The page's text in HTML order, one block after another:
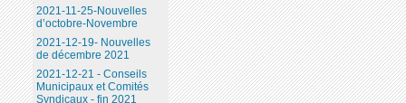
2021-11-25-Nouvelles
d’octobre-Novembre
2021-12-19- Nouvelles
de décembre 2021
2021-12-21 - Conseils
Municipaux et Comités
Syndicaux - fin 2021